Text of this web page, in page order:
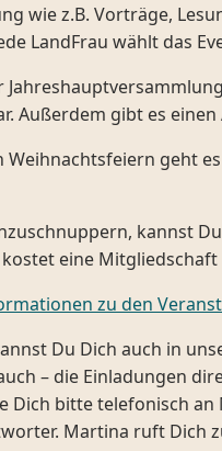
wie z.B. Vorträge,
LandFrau wählt das
Außerdem gibt es
Weihnachtsfeiern geht
kannst
eine Mitgliedschaft
zu den
Du Dich auch in
– die Einladungen
Dich bitte telefonisch an
Martina ruft Dich